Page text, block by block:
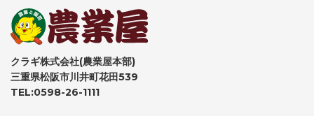
クラギ株式会社(農業屋本部)
三重県松阪市川井町花田539
TEL:0598-26-1111